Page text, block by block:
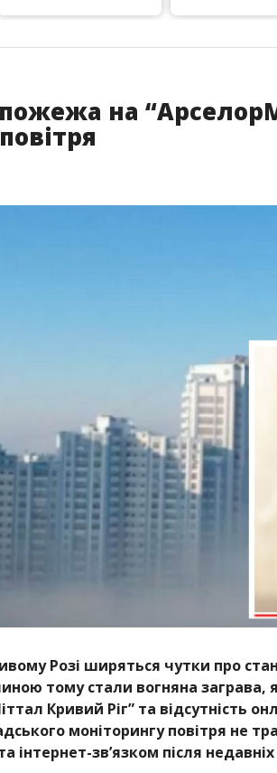
на
Розі ширяться чутки про стан
тому стали вогняна
Кривий Ріг” та відсутність
моніторингу повітря не
інтернет-зв’язком після недавніх